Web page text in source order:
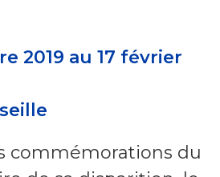
2019 au 17 février
commémorations du